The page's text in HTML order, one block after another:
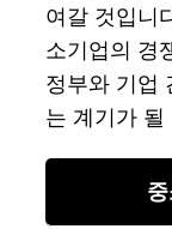
여갈 것입니
소기업의 경
정부와 기업
는 계기가 될